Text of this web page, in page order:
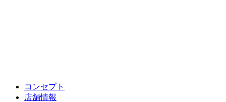
コンセプト
店舗情報